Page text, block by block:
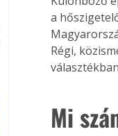
a
Régi,
Mi